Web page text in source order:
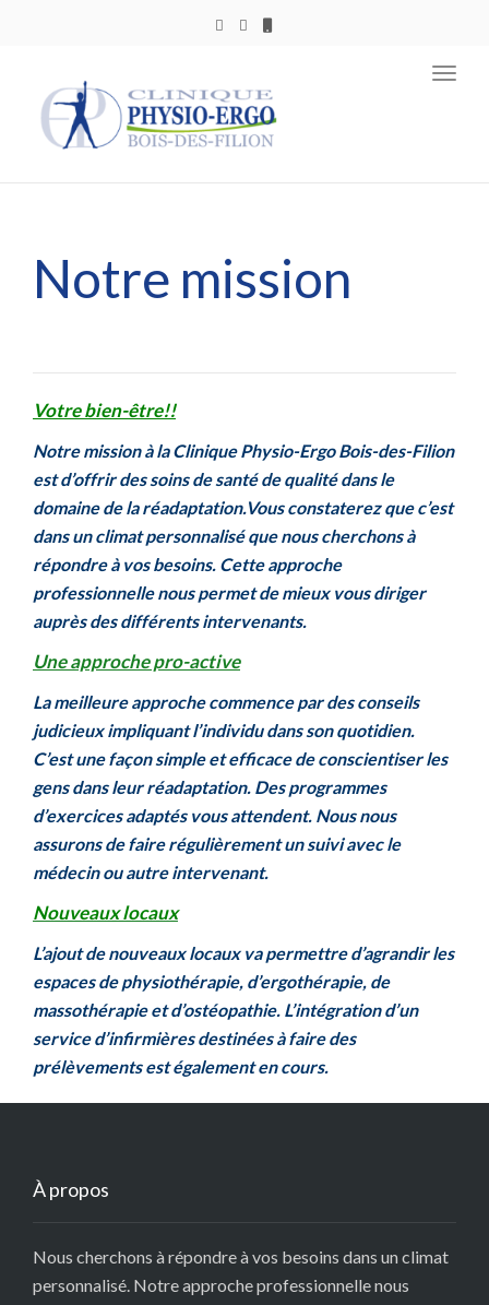
Notre mission
Votre bien-être!!
Notre mission à la Clinique Physio-Ergo Bois-des-Filion
est d’offrir des soins de santé de qualité dans le
domaine de la réadaptation.Vous constaterez que c’est
dans un climat personnalisé que nous cherchons à
répondre à vos besoins. Cette approche
professionnelle nous permet de mieux vous diriger
auprès des différents intervenants.
Une approche pro-active
La meilleure approche commence par des conseils
judicieux impliquant l’individu dans son quotidien.
C’est une façon simple et efficace de conscientiser les
gens dans leur réadaptation. Des programmes
d’exercices adaptés vous attendent. Nous nous
assurons de faire régulièrement un suivi avec le
médecin ou autre intervenant.
Nouveaux locaux
L’ajout de nouveaux locaux va permettre d’agrandir les
espaces de physiothérapie, d’ergothérapie, de
massothérapie et d’ostéopathie. L’intégration d’un
service d’infirmières destinées à faire des
prélèvements est également en cours.
À propos
Nous cherchons à répondre à vos besoins dans un climat
personnalisé. Notre approche professionnelle nous